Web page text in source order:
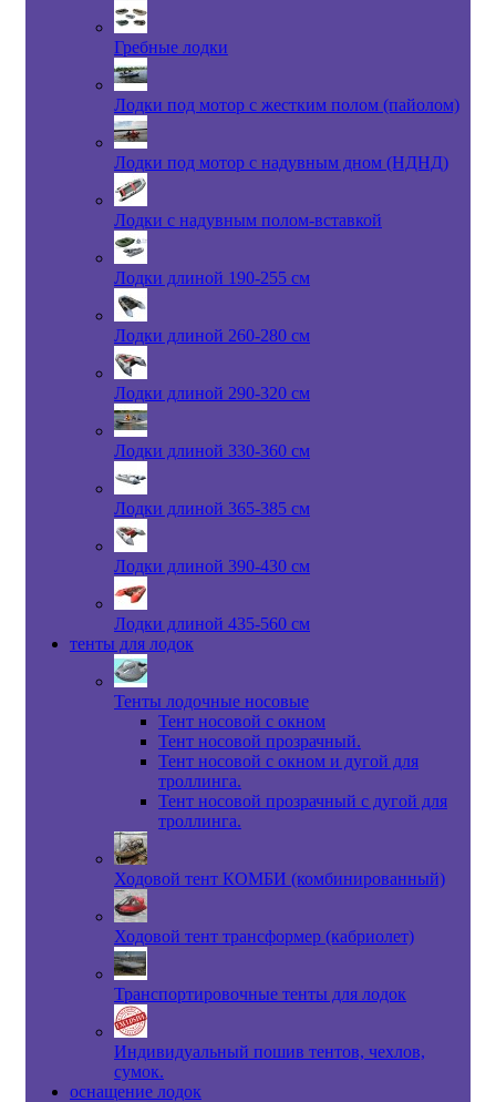
Гребные лодки
Лодки под мотор с жестким полом (пайолом)
Лодки под мотор с надувным дном (НДНД)
Лодки с надувным полом-вставкой
Лодки длиной 190-255 см
Лодки длиной 260-280 см
Лодки длиной 290-320 см
Лодки длиной 330-360 см
Лодки длиной 365-385 см
Лодки длиной 390-430 см
Лодки длиной 435-560 см
тенты для лодок
Тенты лодочные носовые
Тент носовой с окном
Тент носовой прозрачный.
Тент носовой с окном и дугой для
троллинга.
Тент носовой прозрачный с дугой для
троллинга.
Ходовой тент КОМБИ (комбинированный)
Ходовой тент трансформер (кабриолет)
Транспортировочные тенты для лодок
Индивидуальный пошив тентов, чехлов,
сумок.
оснащение лодок